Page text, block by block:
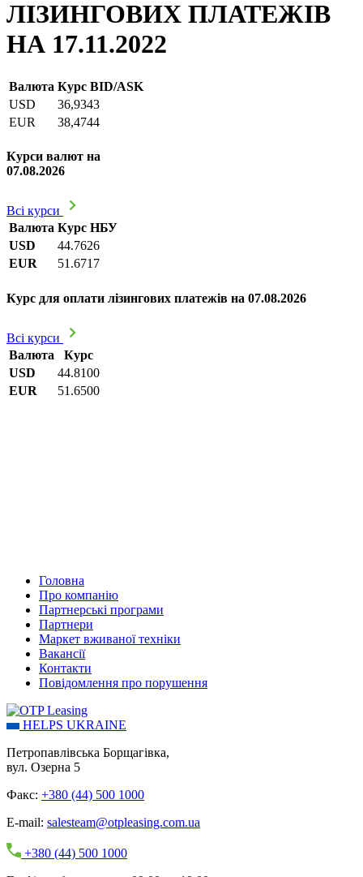
ЛІЗИНГОВИХ ПЛАТЕЖІВ
НА 17.11.2022
Валюта Курс BID/ASK
USD
36,9343
EUR
38,4744
Курси валют на
07.08.2026
Всі курси
Валюта Курс НБУ
USD
44.7626
EUR
51.6717
Курс для оплати лізингових платежів на 07.08.2026
Всі курси
Валюта
Курс
USD
44.8100
EUR
51.6500
Головна
Про компанію
Партнерські програми
Партнери
Маркет вживаної техніки
Вакансії
Контакти
Повідомлення про порушення
HELPS UKRAINE
Петропавлівська Борщагівка,
вул. Озерна 5
Факс: +380 (44) 500 1000
E-mail: salesteam@otpleasing.com.ua
+380 (44) 500 1000